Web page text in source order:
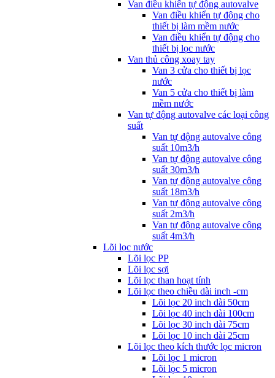
Van điều khiển tự động autovalve
Van điều khiển tự động cho
thiết bị làm mềm nước
Van điều khiển tự động cho
thiết bị lọc nước
Van thủ công xoay tay
Van 3 cửa cho thiết bị lọc
nước
Van 5 cửa cho thiết bị làm
mềm nước
Van tự động autovalve các loại công
suất
Van tự động autovalve công
suất 10m3/h
Van tự động autovalve công
suất 30m3/h
Van tự động autovalve công
suất 18m3/h
Van tự động autovalve công
suất 2m3/h
Van tự động autovalve công
suất 4m3/h
Lõi lọc nước
Lõi lọc PP
Lõi lọc sợi
Lõi lọc than hoạt tính
Lõi lọc theo chiều dài inch -cm
Lõi lọc 20 inch dài 50cm
Lõi lọc 40 inch dài 100cm
Lõi lọc 30 inch dài 75cm
Lõi lọc 10 inch dài 25cm
Lõi lọc theo kích thước lọc micron
Lõi lọc 1 micron
Lõi lọc 5 micron